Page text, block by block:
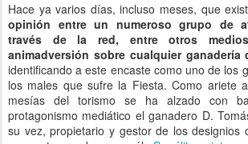
Hace ya varios días, incluso meses, que
opinión entre un numeroso grupo de
través de la red, entre otros
animadversión sobre cualquier ganadería
identificando a este encaste como uno de los
los males que sufre la Fiesta. Como ariete
mesías del torismo se ha alzado con
protagonismo mediático el ganadero D.
su vez, propietario y gestor de los designios